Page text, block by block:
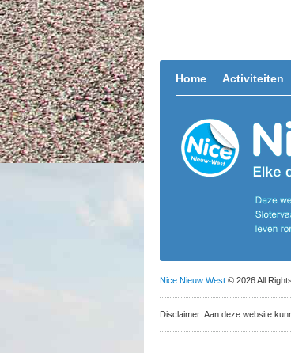
Home Activiteiten
Nice Nieuw West © 2026 All
Disclaimer: Aan deze website